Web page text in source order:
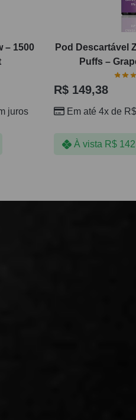
– 1500
juros
Pod Descartável
Puffs –
R$149,38
Em até 4x de R$
À vista R$